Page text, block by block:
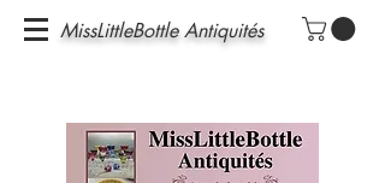
MissLittleBottle Antiquités